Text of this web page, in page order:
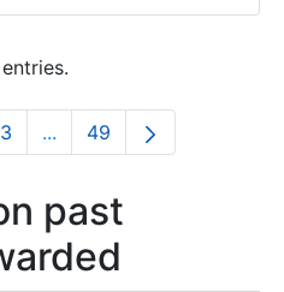
Page
3 ...Intermediate Pages Use
Page
49
past